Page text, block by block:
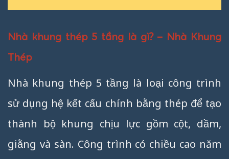
Nhà khung thép 5 tầng là gì? – Nhà Khung
Thép
Nhà khung thép 5 tầng là loại công trình
sử dụng hệ kết cấu chính bằng thép để tạo
thành bộ khung chịu lực gồm cột, dầm,
giằng và sàn. Công trình có chiều cao năm